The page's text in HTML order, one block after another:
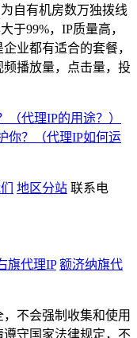
自有机房数万独拨线
于99%，IP质量高，
业都有适合的套餐，
播放量，点击量，投
（代理IP的用途？）
你？（代理IP如何运
地区分站 联系电
旗代理IP 额济纳旗代
不会强制收集和使用
守国家法律规定，不